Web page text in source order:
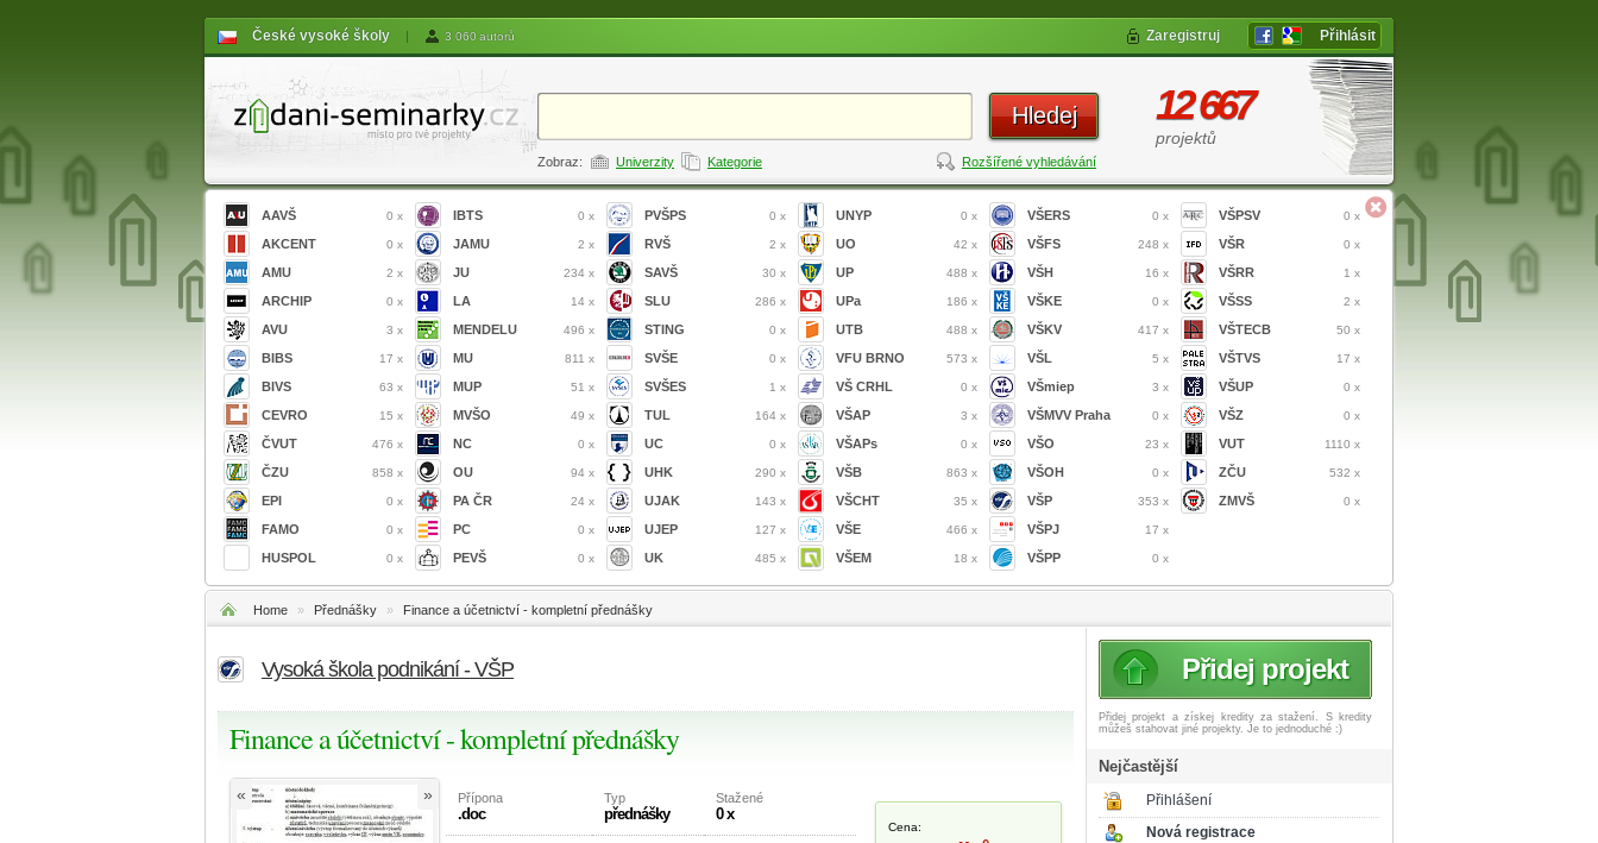
České vysoké školy | 3 060 autorů Zaregistruj Přihlásit
Hledej
Zobraz: Univerzity Kategorie Rozšířené vyhledávání
12 667
projektů
AAVŠ 0 x
AKCENT 0 x
AMU 2 x
ARCHIP 0 x
AVU 3 x
BIBS 17 x
BIVS 63 x
CEVRO 15 x
ČVUT 476 x
ČZU 858 x
EPI 0 x
FAMO 0 x
HUSPOL 0 x
IBTS 0 x
JAMU 2 x
JU 234 x
LA 14 x
MENDELU 496 x
MU 811 x
MUP 51 x
MVŠO 49 x
NC 0 x
OU 94 x
PA ČR 24 x
PC 0 x
PEVŠ 0 x
PVŠPS 0 x
RVŠ 2 x
SAVŠ 30 x
SLU 286 x
STING 0 x
SVŠE 0 x
SVŠES 1 x
TUL 164 x
UC 0 x
UHK 290 x
UJAK 143 x
UJEP 127 x
UK 485 x
UNYP 0 x
UO 42 x
UP 488 x
UPa 186 x
UTB 488 x
VFU BRNO 573 x
VŠ CRHL 0 x
VŠAP 3 x
VŠAPs 0 x
VŠB 863 x
VŠCHT 35 x
VŠE 466 x
VŠEM 18 x
VŠERS 0 x
VŠFS 248 x
VŠH 16 x
VŠKE 0 x
VŠKV 417 x
VŠL 5 x
VŠmiep 3 x
VŠMVV Praha 0 x
VŠO 23 x
VŠOH 0 x
VŠP 353 x
VŠPJ 17 x
VŠPP 0 x
VŠPSV 0 x
VŠR 0 x
VŠRR 1 x
VŠSS 2 x
VŠTECB 50 x
VŠTVS 17 x
VŠUP 0 x
VŠZ 0 x
VUT 1110 x
ZČU 532 x
ZMVŠ 0 x
Home » Přednášky » Finance a účetnictví - kompletní přednášky
Vysoká škola podnikání - VŠP
Finance a účetnictví - kompletní přednášky
« » Přípona
.doc
Typ
přednášky
Stažené
0 x
Cena:
Přidej projekt
Přidej projekt a získej
kredity za stažení. S kredity
můžeš stahovat jiné projekty. Je to jednoduché :)
Nejčastější
Přihlášení
Nová registrace